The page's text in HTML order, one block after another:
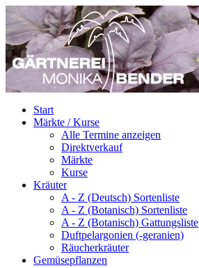
Start
Märkte / Kurse
Alle Termine anzeigen
Direktverkauf
Märkte
Kurse
Kräuter
A - Z (Deutsch) Sortenliste
A - Z (Botanisch) Sortenliste
A - Z (Botanisch) Gattungsliste
Duftpelargonien (-geranien)
Räucherkräuter
Gemüsepflanzen